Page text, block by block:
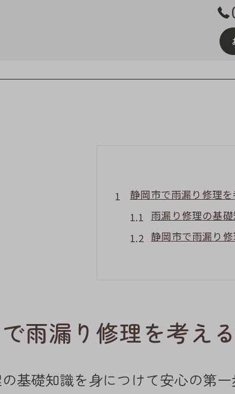
静岡市で雨漏り修理
雨漏り修理の基
静岡市で雨漏り
雨漏り修理の相
雨漏り修理の口
屋根の劣化が招く雨
雨漏り修理が必
雨漏り修理を考え
基礎知識を身につけて安心の第一